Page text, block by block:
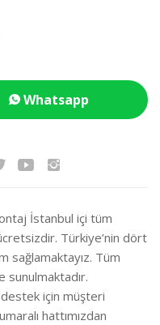
Whatsapp
İstanbul içi tüm
Türkiye’nin dört
sağlamaktayız. Tüm
sunulmaktadır.
için müşteri
hattımızdan